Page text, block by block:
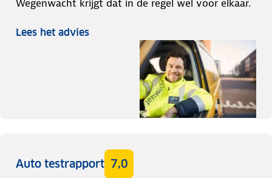
Wegenwacht krijgt dat in de regel wel voor elkaar.
Lees het advies
Auto testrapport 7,0